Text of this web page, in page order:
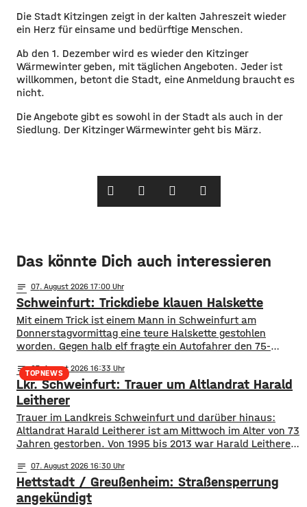
Die Stadt Kitzingen zeigt in der kalten Jahreszeit wieder
ein Herz für einsame und bedürftige Menschen.
Ab den 1. Dezember wird es wieder den Kitzinger
Wärmewinter geben, mit täglichen Angeboten. Jeder ist
willkommen, betont die Stadt, eine Anmeldung braucht es
nicht.
Die Angebote gibt es sowohl in der Stadt als auch in der
Siedlung. Der Kitzinger Wärmewinter geht bis März.
Das könnte Dich auch interessieren
notes 07. August 2026 17:00
Schweinfurt: Trickdiebe klauen Halskette
Mit einem Trick ist einem Mann in Schweinfurt am
Donnerstagvormittag eine teure Halskette gestohlen
worden. Gegen halb elf fragte ein Autofahrer den 75-
Frau aus dem Auto, bedankte sich, umarmte den Senior
und hängte ihm eine wertlose Kette um. Nachdem das Paar
weitergefahren war, bemerkte der 75-Jährige,
TOPNEWS
notes 07. August 2026 16:33
Lkr. Schweinfurt: Trauer um Altlandrat Harald
Leitherer
Trauer im Landkreis Schweinfurt und darüber hinaus:
Altlandrat Harald Leitherer ist am Mittwoch im Alter von 73
Jahren gestorben. Von 1995 bis 2013 war Harald Leitherer
wurde das Kreisstraßennetz ausgebaut, aber auch ein
flächendeckendes Radwegenetz mit einer Länge von über
1.000 Kilometern geschaffen. Außerdem führte der
notes 07. August 2026 16:30
Hettstadt / Greußenheim: Straßensperrung
angekündigt